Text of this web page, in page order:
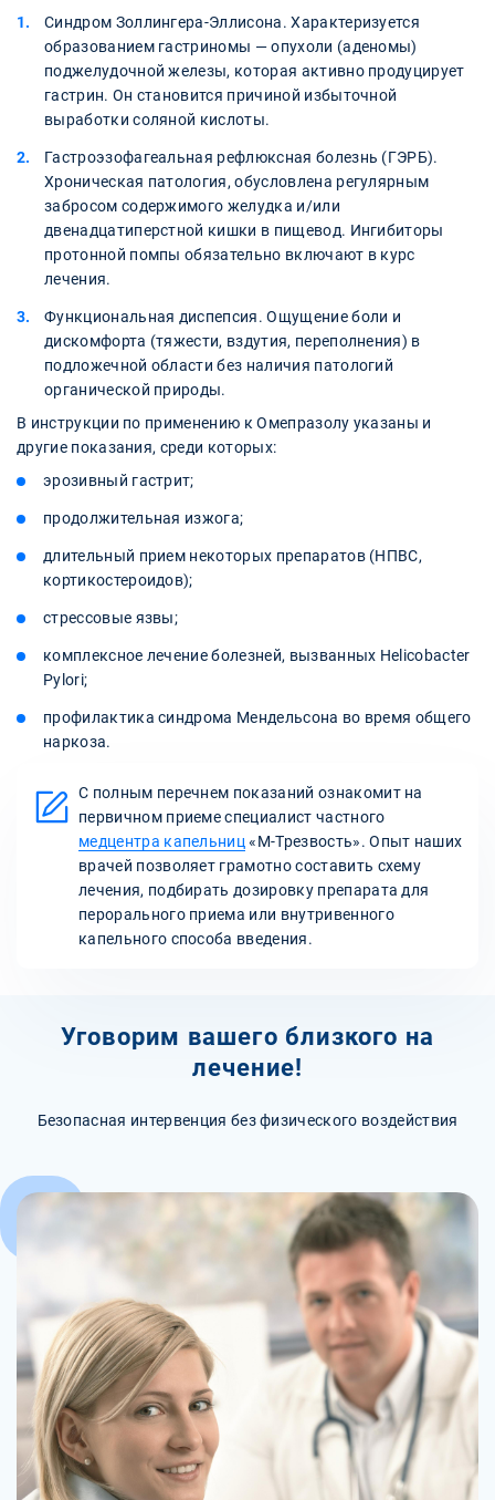
Синдром Золлингера-Эллисона. Характеризуется
образованием гастриномы — опухоли (аденомы)
поджелудочной железы, которая активно продуцирует
гастрин. Он становится причиной избыточной
выработки соляной кислоты.
Гастроэзофагеальная рефлюксная болезнь (ГЭРБ).
Хроническая патология, обусловлена регулярным
забросом содержимого желудка и/или
двенадцатиперстной кишки в пищевод. Ингибиторы
протонной помпы обязательно включают в курс
лечения.
Функциональная диспепсия. Ощущение боли и
дискомфорта (тяжести, вздутия, переполнения) в
подложечной области без наличия патологий
органической природы.
В инструкции по применению к Омепразолу указаны и
другие показания, среди которых:
эрозивный гастрит;
продолжительная изжога;
длительный прием некоторых препаратов (НПВС,
кортикостероидов);
стрессовые язвы;
комплексное лечение болезней, вызванных Helicobacter
Pylori;
профилактика синдрома Мендельсона во время общего
наркоза.
С полным перечнем показаний ознакомит на
первичном приеме специалист частного
медцентра капельниц«М-Трезвость». Опыт наших
врачей позволяет грамотно составить схему
лечения, подбирать дозировку препарата для
перорального приема или внутривенного
капельного способа введения.
Уговорим вашего близкого на
лечение!
Безопасная интервенция без физического воздействия